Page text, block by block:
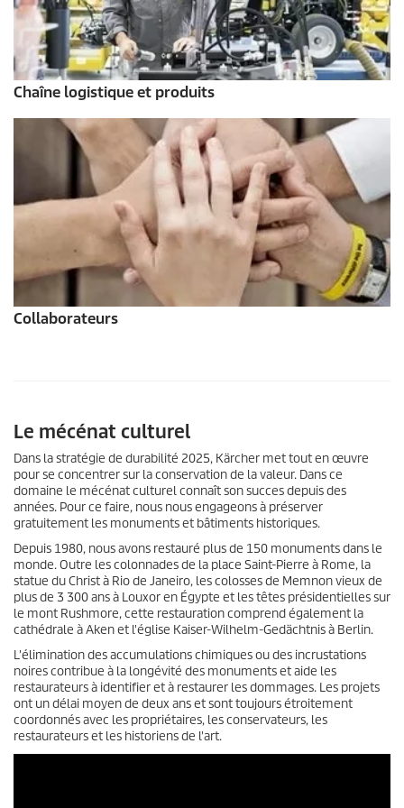
Chaîne logistique et produits
Collaborateurs
Le mécénat culturel
Dans la stratégie de durabilité 2025, Kärcher met tout en œuvre
pour se concentrer sur la conservation de la valeur. Dans ce
domaine le mécénat culturel connaît son succes depuis des
années. Pour ce faire, nous nous engageons à préserver
gratuitement les monuments et bâtiments historiques.
Depuis 1980, nous avons restauré plus de 150 monuments dans le
monde. Outre les colonnades de la place Saint-Pierre à Rome, la
statue du Christ à Rio de Janeiro, les colosses de Memnon vieux de
plus de 3 300 ans à Louxor en Égypte et les têtes présidentielles sur
le mont Rushmore, cette restauration comprend également la
cathédrale à Aken et l'église Kaiser-Wilhelm-Gedächtnis à Berlin.
L'élimination des accumulations chimiques ou des incrustations
noires contribue à la longévité des monuments et aide les
restaurateurs à identifier et à restaurer les dommages. Les projets
ont un délai moyen de deux ans et sont toujours étroitement
coordonnés avec les propriétaires, les conservateurs, les
restaurateurs et les historiens de l'art.